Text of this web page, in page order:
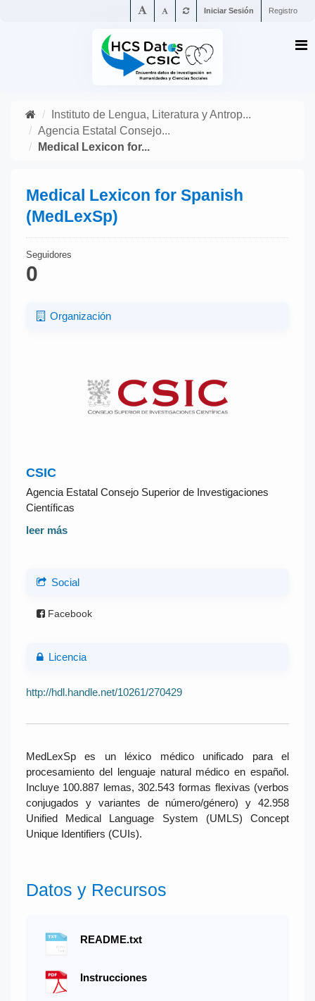
Iniciar Sesión Registro
Instituto de Lengua, Literatura y Antrop...
Agencia Estatal Consejo...
Medical Lexicon for...
Medical Lexicon for Spanish
(MedLexSp)
Seguidores
0
Organización
CSIC
Agencia Estatal Consejo Superior de Investigaciones
Científicas
leer más
Social
Facebook
Licencia
http://hdl.handle.net/10261/270429
MedLexSp es un léxico médico unificado para el
procesamiento del lenguaje natural médico en español.
Incluye 100.887 lemas, 302.543 formas flexivas (verbos
conjugados y variantes de número/género) y 42.958
Unified Medical Language System (UMLS) Concept
Unique Identifiers (CUIs).
Datos y Recursos
README.txt
Instrucciones